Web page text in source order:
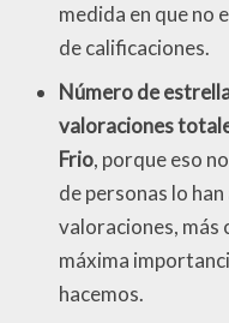
medida en que no
de calificaciones.
Número de
valoraciones
Frio, porque eso
de personas lo
valoraciones, más
máxima
hacemos.